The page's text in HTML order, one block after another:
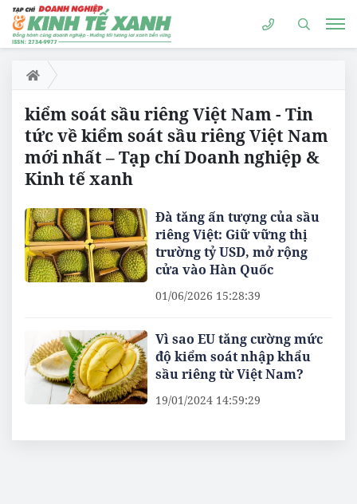
kiểm soát sầu riêng Việt Nam - Tin
tức về kiểm soát sầu riêng Việt Nam
mới nhất – Tạp chí Doanh nghiệp &
Kinh tế xanh
Đà tăng ấn tượng của sầu
riêng Việt: Giữ vững thị
trường tỷ USD, mở rộng
cửa vào Hàn Quốc
01/06/2026 15:28:39
Vì sao EU tăng cường mức
độ kiểm soát nhập khẩu
sầu riêng từ Việt Nam?
19/01/2024 14:59:29